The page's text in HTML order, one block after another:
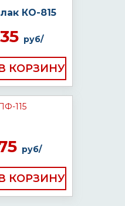
КО-815
руб/
руб/